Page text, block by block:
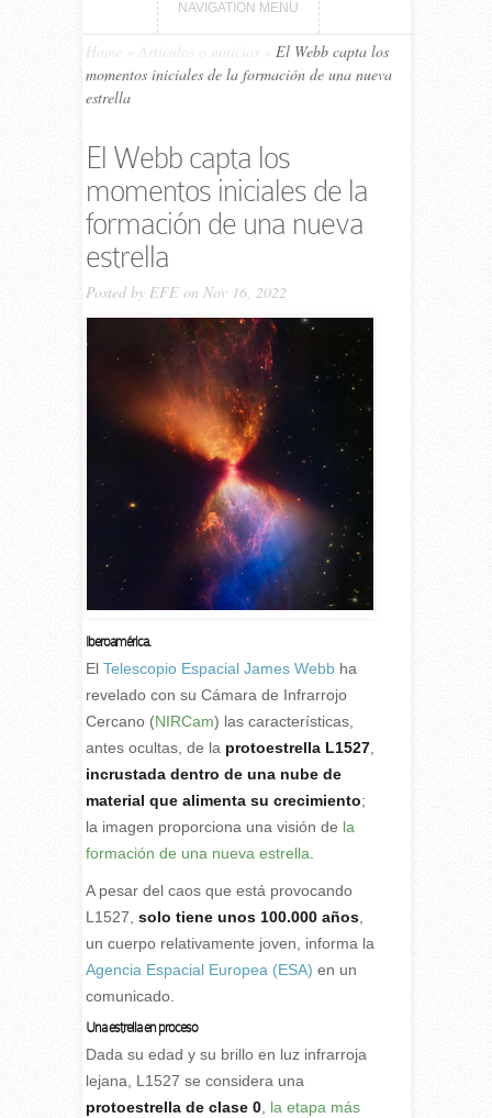
NAVIGATION MENU
Home Artículos o noticias
El Webb capta los
momentos iniciales de la formación de una nueva
estrella
El Webb capta los
momentos iniciales de la
formación de una nueva
estrella
Posted by EFEon Nov 16, 2022
Iberoamérica.
El Telescopio Espacial James Webbha
revelado con su Cámara de Infrarrojo
Cercano (NIRCam) las características,
antes ocultas, de la protoestrella L1527,
incrustada dentro de una nube de
material que alimenta su crecimiento;
la imagen proporciona una visión de la
formación de una nueva estrella.
A pesar del caos que está provocando
L1527, solo tiene unos 100.000 años,
un cuerpo relativamente joven, informa la
Agencia Espacial Europea (ESA) en un
comunicado.
Una estrella en proceso
Dada su edad y su brillo en luz infrarroja
lejana, L1527 se considera una
protoestrella de clase 0, la etapa más